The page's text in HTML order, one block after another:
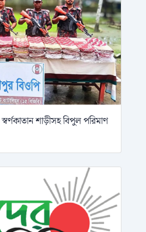
শাড়ীসহ বিপুল পরিমাণ